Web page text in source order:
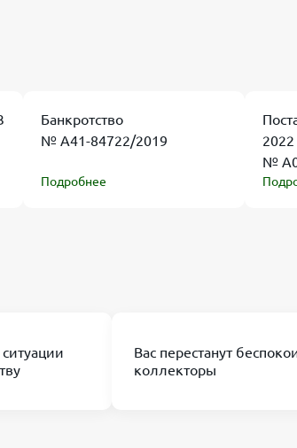
Банкротство
№ А41-84722/2019
Подробнее
2022
№
Вас перестанут
коллекторы